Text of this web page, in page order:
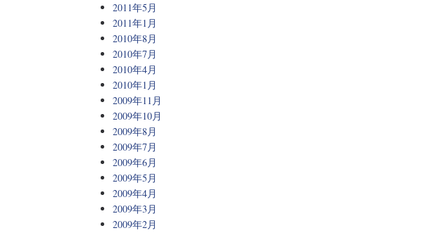
2011年5月
2011年1月
2010年8月
2010年7月
2010年4月
2010年1月
2009年11月
2009年10月
2009年8月
2009年7月
2009年6月
2009年5月
2009年4月
2009年3月
2009年2月